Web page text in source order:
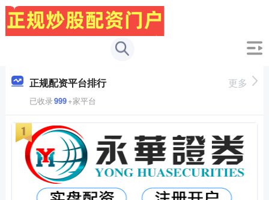
正规配资平台排行
已收录999+家平台
更多